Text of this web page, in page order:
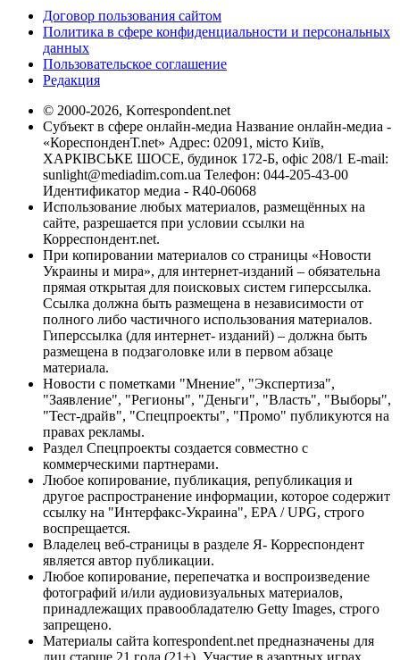
Договор пользования сайтом
Политика в сфере конфиденциальности и персональных
данных
Пользовательское соглашение
Редакция
© 2000-2026, Korrespondent.net
Субъект в сфере онлайн-медиа Название онлайн-медиа -
«КореспонденТ.net» Адрес: 02091, місто Київ,
ХАРКІВСЬКЕ ШОСЕ, будинок 172-Б, офіс 208/1 E-mail:
sunlight@mediadim.com.ua Телефон: 044-205-43-00
Идентификатор медиа - R40-06068
Использование любых материалов, размещённых на
сайте, разрешается при условии ссылки на
Корреспондент.net.
При копировании материалов со страницы «Новости
Украины и мира», для интернет-изданий – обязательна
прямая открытая для поисковых систем гиперссылка.
Ссылка должна быть размещена в независимости от
полного либо частичного использования материалов.
Гиперссылка (для интернет- изданий) – должна быть
размещена в подзаголовке или в первом абзаце
материала.
Новости с пометками "Мнение", "Экспертиза",
"Заявление", "Регионы", "Деньги", "Власть", "Выборы",
"Тест-драйв", "Спецпроекты", "Промо" публикуются на
правах рекламы.
Раздел Спецпроекты создается совместно с
коммерческими партнерами.
Любое копирование, публикация, републикация и
другое распространение информации, которое содержит
ссылку на "Интерфакс-Украина", EPA / UPG, строго
воспрещается.
Владелец веб-страницы в разделе Я- Корреспондент
является автор публикации.
Любое копирование, перепечатка и воспроизведение
фотографий и/или аудиовизуальных материалов,
принадлежащих правообладателю Getty Images, строго
запрещено.
Материалы сайта korrespondent.net предназначены для
лиц старше 21 года (21+). Участие в азартных играх